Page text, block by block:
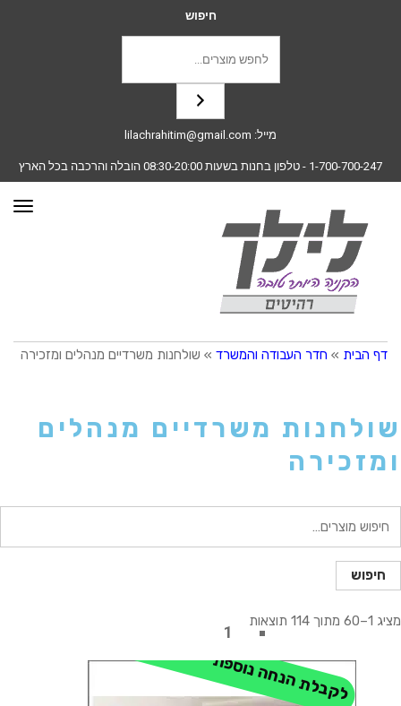
חיפוש
מייל: lilachrahitim@gmail.com
1-700-700-247 - טלפון בחנות בשעות 08:30-20:00 הובלה והרכבה בכל הארץ
דף הבית » חדר העבודה והמשרד » שולחנות משרדיים מנהלים ומזכירה
שולחנות משרדיים מנהלים
ומזכירה
עבור:
חיפוש
מציג 1–60 מתוך 114 תוצאות
לקבלת הנחה נוספת - התקשר
1